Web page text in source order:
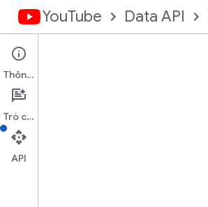
YouTube Data API
Tóm tắt tài nguyên
Phát sóng trực tiếp
Thông tin
Trò chuyện
API